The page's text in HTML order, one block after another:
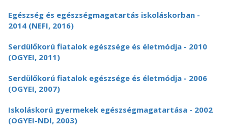
Egészség és egészségmagatartás iskoláskorban -
2014 (NEFI, 2016)
Serdülőkorú fiatalok egészsége és életmódja - 2010
(OGYEI, 2011)
Serdülőkorú fiatalok egészsége és életmódja - 2006
(OGYEI, 2007)
Iskoláskorú gyermekek egészségmagatartása - 2002
(OGYEI-NDI, 2003)